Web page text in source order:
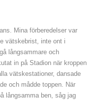
Mina förberedelser var
vätskebrist, inte ont i
långsammare och
in på Stadion när kroppen
vätskestationer, dansade
och mådde toppen. När
långsamma ben, såg jag